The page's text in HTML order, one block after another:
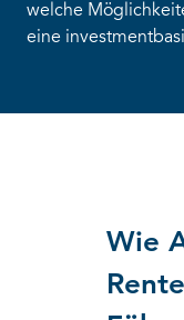
welche
eine
Wie